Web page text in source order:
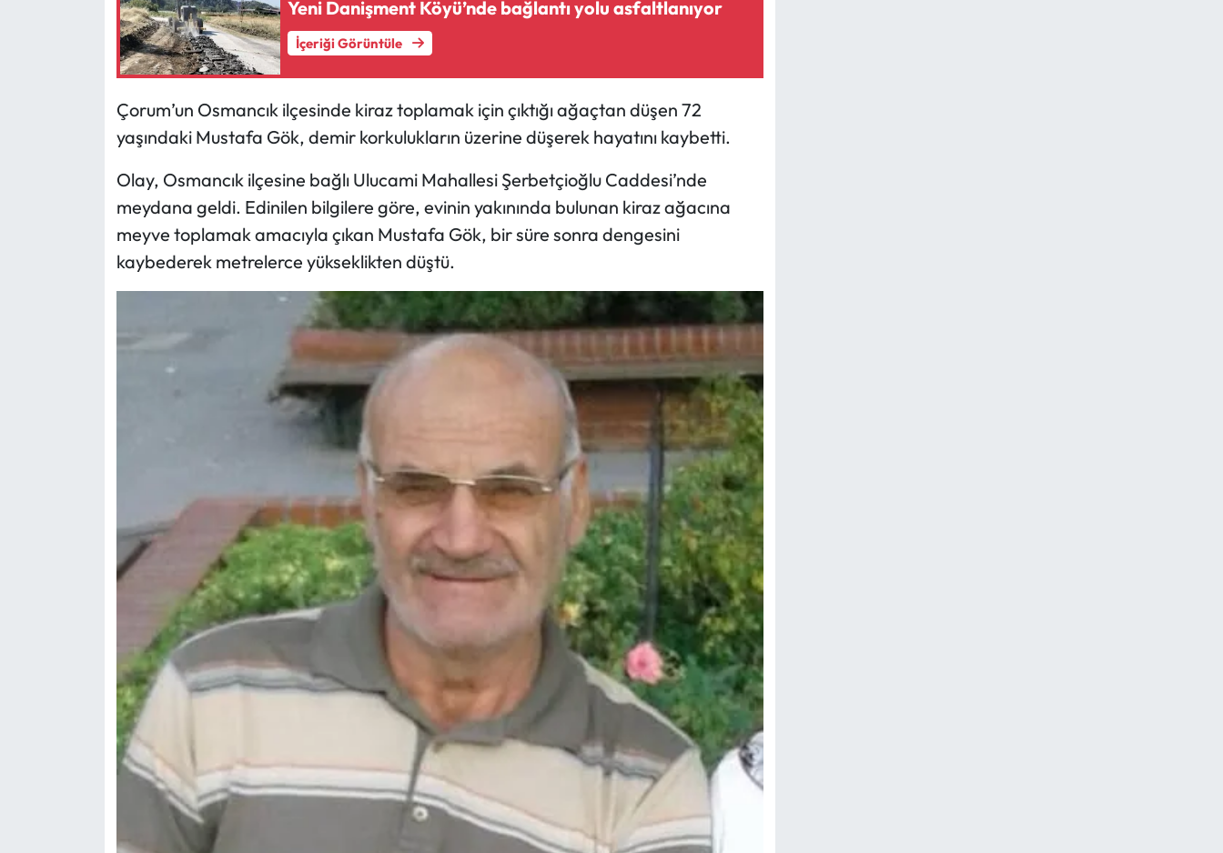
Yeni Danişment Köyü’nde bağlantı yolu asfaltlanıyor
İçeriği Görüntüle
Çorum’un Osmancık ilçesinde kiraz toplamak için çıktığı ağaçtan düşen 72
yaşındaki Mustafa Gök, demir korkulukların üzerine düşerek hayatını kaybetti.
Olay, Osmancık ilçesine bağlı Ulucami Mahallesi Şerbetçioğlu Caddesi’nde
meydana geldi. Edinilen bilgilere göre, evinin yakınında bulunan kiraz ağacına
meyve toplamak amacıyla çıkan Mustafa Gök, bir süre sonra dengesini
kaybederek metrelerce yükseklikten düştü.
Mecitözü Haberleri
Ortaköy Haberleri
Osmancık Haberleri
Otomotiv
Resmi İlan
Sungurlu Haberleri
Uğurludağ Haberleri
Yayla Haber
Yemek Tarifleri
Yerel Haberler